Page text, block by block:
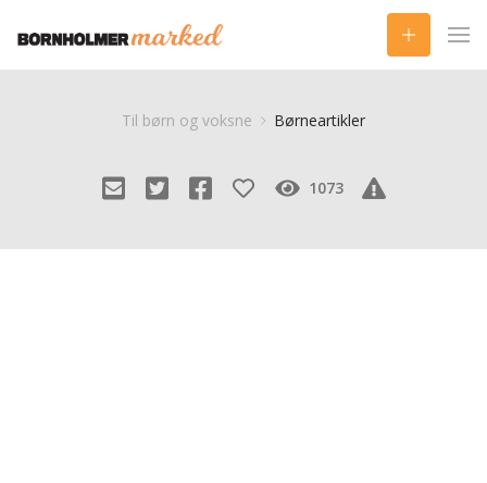
Til børn og voksne Børneartikler
1073